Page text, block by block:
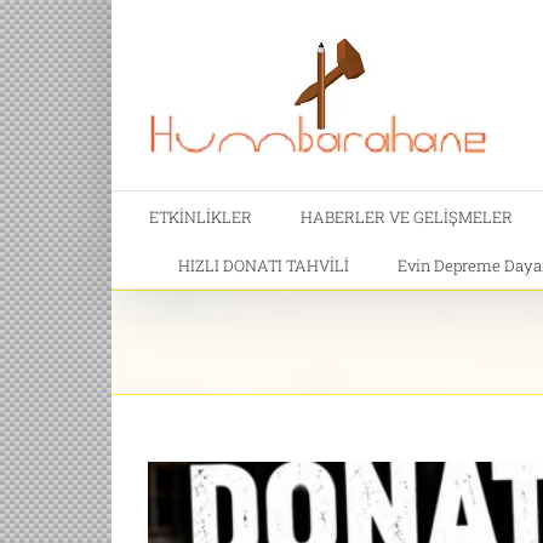
ETKİNLİKLER HABERLER VE GELİŞMELER
HIZLI DONATI TAHVİLİ Evin Depreme